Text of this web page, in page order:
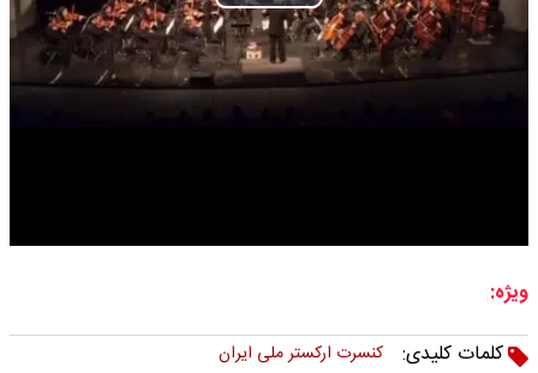
Video
ویژه:
کلمات کلیدی:
کنسرت ارکستر ملی ایران